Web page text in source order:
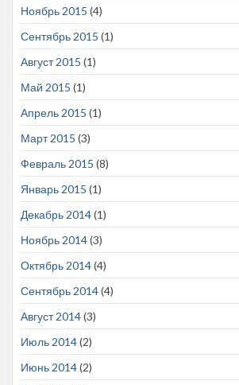
Ноябрь 2015 (4)
Сентябрь 2015 (1)
Август 2015 (1)
Май 2015 (1)
Апрель 2015 (1)
Март 2015 (3)
Февраль 2015 (8)
Январь 2015 (1)
Декабрь 2014(1)
Ноябрь 2014(3)
Октябрь 2014(4)
Сентябрь 2014(4)
Август 2014(3)
Июль 2014(2)
Июнь 2014(2)